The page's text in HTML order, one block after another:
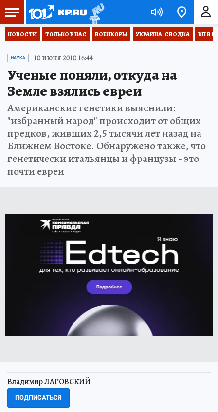
НОВОСТИ ТОЛЬКО У НАС ВОЕНКОРЫ УКРАИНА: СВОДКА КП В
НАУКА 10 июня 2010 16:44
Ученые поняли, откуда на
Земле взялись евреи
Американские генетики выяснили:
"избранный народ" происходит от общих
предков, живших 2,5 тысячи лет назад на
Ближнем Востоке. Обнаружено также, что
генетически итальянцы и французы - это
почти евреи
Владимир ЛАГОВСКИЙ
ПОДПИСАТЬСЯ